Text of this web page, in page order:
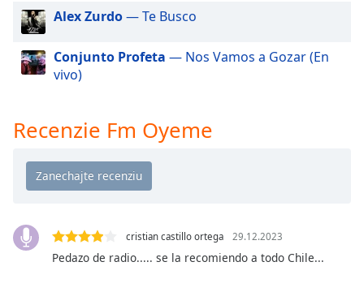
cancel
close
Text
Text
Background
Alex Zurdo— Te Busco
Conjunto Profeta — Nos Vamos a Gozar (En
vivo)
Recenzie Fm Oyeme
cristian castillo ortega 29.12.2023
Pedazo de radio..... se la recomiendo a todo Chile...